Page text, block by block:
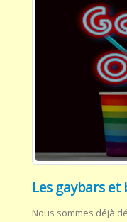
Les gaybars
Nous sommes déjà